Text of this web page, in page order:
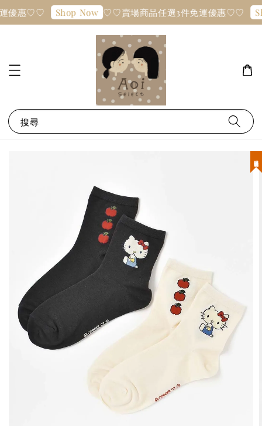
優惠♡♡ Shop Now ♡♡賣場商品任選3件免運優惠♡♡
搜尋